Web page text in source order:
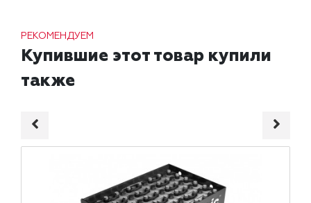
РЕКОМЕНДУЕМ
Купившие этот товар купили
также